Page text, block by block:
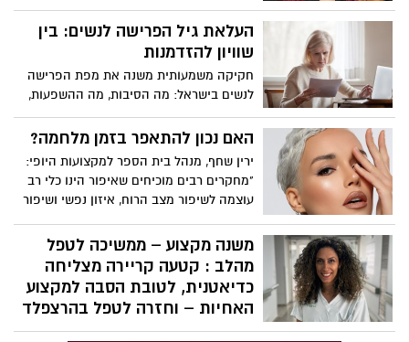
הבאה? ירין שחף, מנהל בית הספר למקצועות
היופי, עם מילות פרידה לפס השחור וגם על
הגוון המפתיע שתרצו להיסחף איתו
העלאת גיל הפרישה לנשים: בין
שוויון להזדמנות
חקיקה משמעותית משנה את מפת הפרישה
לנשים בישראל: מה הסיבות, מה ההשפעות,
והאם זה מהלך לטובתן?
האם נכון להתאפר בזמן מלחמה?
ירין שחף, מנהל בית הספר למקצועות היופי:
"מחקרים רבים מוכיחים שאיפור הינו כלי רב
עוצמה לשיפור מצב הרוח, איזון נפשי ושיפור
משנה מקצוע – ממשיכה לטפל
מהלב : קטעה קריירה מצליחה
כדיאטנית, לטובת הסבה למקצוע
האחיות – וחזרה לטפל בהרצפלד
עבודת האחיות המסורה במחלקת הקורונה,